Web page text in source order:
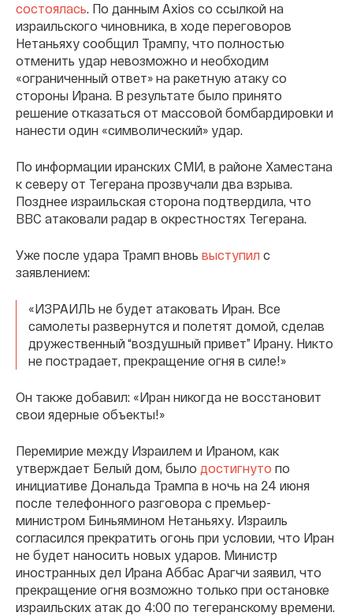
состоялась. По данным Axios со ссылкой на
израильского чиновника, в ходе переговоров
Нетаньяху сообщил Трампу, что полностью
отменить удар невозможно и необходим
«ограниченный ответ» на ракетную атаку со
стороны Ирана. В результате было принято
решение отказаться от массовой бомбардировки и
нанести один «символический» удар.
По информации иранских СМИ, в районе Хаместана
к северу от Тегерана прозвучали два взрыва.
Позднее израильская сторона подтвердила, что
ВВС атаковали радар в окрестностях Тегерана.
Уже после удара Трамп вновь выступил с
заявлением:
«ИЗРАИЛЬ не будет атаковать Иран. Все
самолеты развернутся и полетят домой, сделав
дружественный “воздушный привет” Ирану. Никто
не пострадает, прекращение огня в силе!»
Он также добавил: «Иран никогда не восстановит
свои ядерные объекты!»
Перемирие между Израилем и Ираном, как
утверждает Белый дом, было достигнуто по
инициативе Дональда Трампа в ночь на 24 июня
после телефонного разговора с премьер-
министром Биньямином Нетаньяху. Израиль
согласился прекратить огонь при условии, что Иран
не будет наносить новых ударов. Министр
иностранных дел Ирана Аббас Арагчи заявил, что
прекращение огня возможно только при остановке
израильских атак до 4:00 по тегеранскому времени.